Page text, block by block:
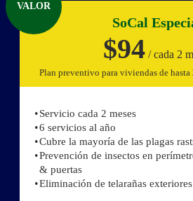
VALOR
SoCal
$94/ cada 2
Plan preventivo para viviendas de
Servicio cada 2 meses
6 servicios al año
Cubre la mayoría de las plagas
Prevención de insectos en
& puertas
Eliminación de telarañas exteriores